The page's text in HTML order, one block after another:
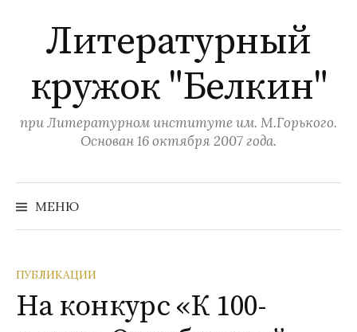
т
с
о
д
р
и
Литературный
кружок "Белкин"
при Литературном институте им. М.Горького.
Основан 16 октября 2007 года.
МЕНЮ
ПУБЛИКАЦИИ
На конкурс «К 100-